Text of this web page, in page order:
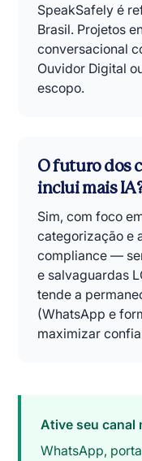
SpeakSafely é
Brasil. Projetos
conversacional
Ouvidor Digital
escopo.
O futuro dos
inclui mais
Sim, com foco
categorização e
compliance —
e salvaguardas
tende a
(WhatsApp e
maximizar
Ative seu canal
WhatsApp,